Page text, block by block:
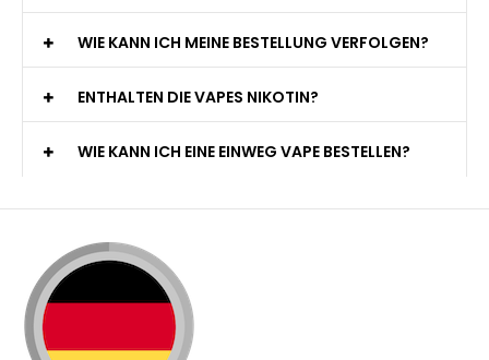
WIE KANN ICH MEINE BESTELLUNG VERFOLGEN?
ENTHALTEN DIE VAPES NIKOTIN?
WIE KANN ICH EINE EINWEG VAPE BESTELLEN?